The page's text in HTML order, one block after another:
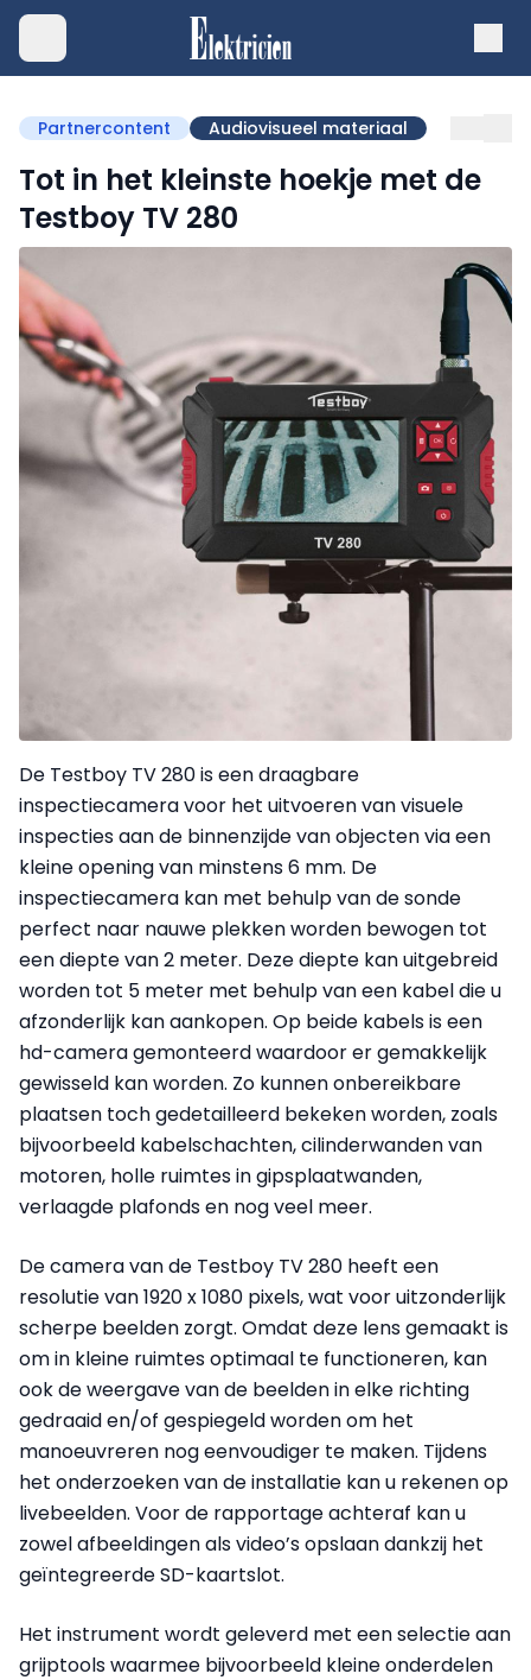
Partnercontent Audiovisueel materiaal
Tot in het kleinste hoekje met de
Testboy TV 280
De Testboy TV 280 is een draagbare
inspectiecamera voor het uitvoeren van visuele
inspecties aan de binnenzijde van objecten via een
kleine opening van minstens 6 mm. De
inspectiecamera kan met behulp van de sonde
perfect naar nauwe plekken worden bewogen tot
een diepte van 2 meter. Deze diepte kan uitgebreid
worden tot 5 meter met behulp van een kabel die u
afzonderlijk kan aankopen. Op beide kabels is een
hd-camera gemonteerd waardoor er gemakkelijk
gewisseld kan worden. Zo kunnen onbereikbare
plaatsen toch gedetailleerd bekeken worden, zoals
bijvoorbeeld kabelschachten, cilinderwanden van
motoren, holle ruimtes in gipsplaatwanden,
verlaagde plafonds en nog veel meer.
De camera van de Testboy TV 280 heeft een
resolutie van 1920 x 1080 pixels, wat voor uitzonderlijk
scherpe beelden zorgt. Omdat deze lens gemaakt is
om in kleine ruimtes optimaal te functioneren, kan
ook de weergave van de beelden in elke richting
gedraaid en/of gespiegeld worden om het
manoeuvreren nog eenvoudiger te maken. Tijdens
het onderzoeken van de installatie kan u rekenen op
livebeelden. Voor de rapportage achteraf kan u
zowel afbeeldingen als video’s opslaan dankzij het
geïntegreerde SD-kaartslot.
Het instrument wordt geleverd met een selectie aan
grijptools waarmee bijvoorbeeld kleine onderdelen